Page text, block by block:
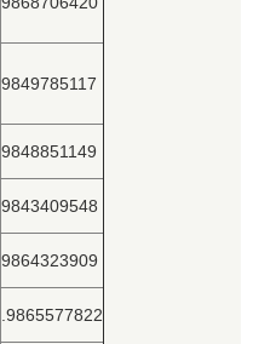
9849785117
9848851149
9843409548
9864323909
.9865577822